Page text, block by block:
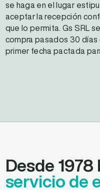
se haga en el lugar
aceptar la recepción
que lo permita. Gs SRL
compra pasados 30
primer fecha pactada
Desde
servicio de